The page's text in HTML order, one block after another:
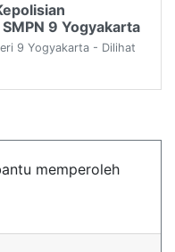
9 Yogyakarta
9 Yogyakarta - Dilihat
memperoleh